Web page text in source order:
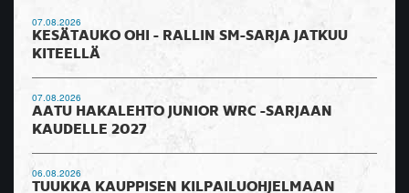
07.08.2026
KESÄTAUKO OHI - RALLIN SM-SARJA JATKUU
KITEELLÄ
07.08.2026
AATU HAKALEHTO JUNIOR WRC -SARJAAN
KAUDELLE 2027
06.08.2026
TUUKKA KAUPPISEN KILPAILUOHJELMAAN